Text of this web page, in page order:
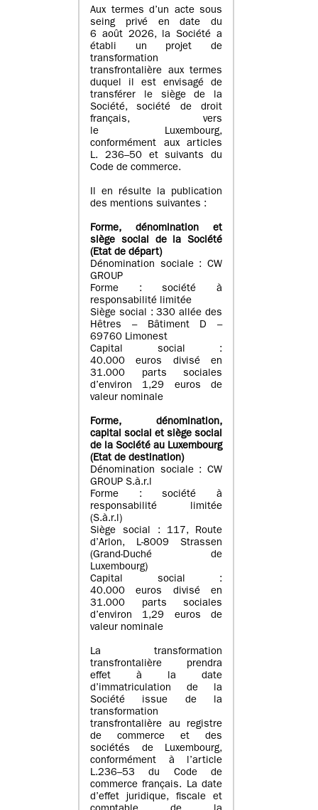
Aux termes d’un acte sous
seing privé en date du
6 août 2026, la Société a
établi un projet de
transformation
transfrontalière aux termes
duquel il est envisagé de
transférer le siège de la
Société, société de droit
français, vers
le Luxembourg,
conformément aux articles
L. 236–50 et suivants du
Code de commerce.
Il en résulte la publication
des mentions suivantes :
Forme, dénomination et
siège social de la Société
(Etatde départ)
Dénomination sociale : CW
GROUP
Forme : société à
responsabilité limitée
Siège social : 330 allée des
Hêtres – Bâtiment D –
69760 Limonest
Capital social :
40.000 euros divisé en
31.000 parts sociales
d’environ 1,29 euros de
valeur nominale
Forme, dénomination,
capital social et siège social
de la Société au Luxembourg
(Etat de destination)
Dénomination sociale : CW
GROUP S.à.r.l
Forme : société à
responsabilité limitée
(S.à.r.l)
Siège social : 117, Route
d’Arlon, L-8009 Strassen
(Grand-Duché de
Luxembourg)
Capital social :
40.000 euros divisé en
31.000 parts sociales
d’environ 1,29 euros de
valeur nominale
La transformation
transfrontalière prendra
effet à la date
d’immatriculation de la
Société issue de la
transformation
transfrontalière au registre
de commerce et des
sociétés de Luxembourg,
conformément à l’article
L.236–53 du Code de
commerce français. La date
d’effet juridique, fiscale et